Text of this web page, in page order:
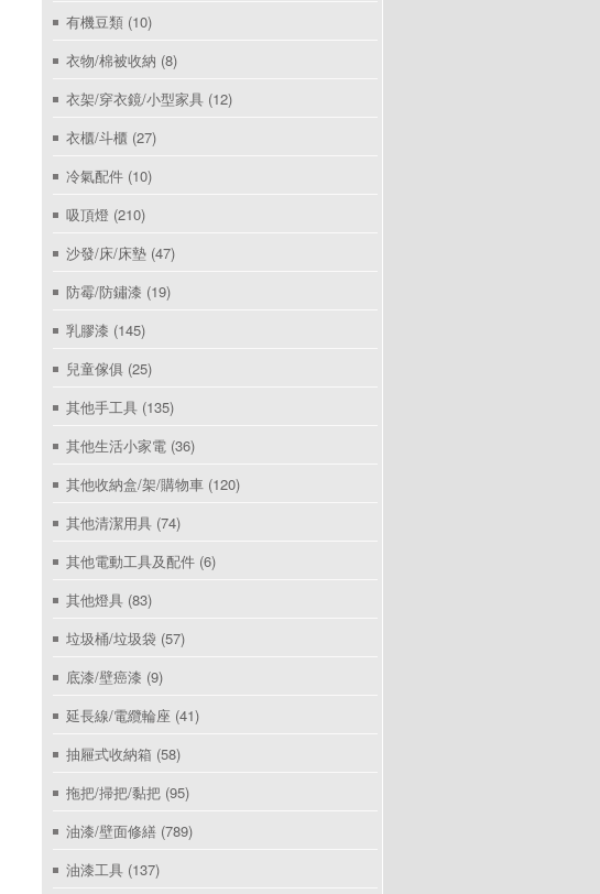
有機豆類 (10)
衣物/棉被收納 (8)
衣架/穿衣鏡/小型家具 (12)
衣櫃/斗櫃 (27)
冷氣配件 (10)
吸頂燈 (210)
沙發/床/床墊 (47)
防霉/防鏽漆 (19)
乳膠漆 (145)
兒童傢俱 (25)
其他手工具 (135)
其他生活小家電 (36)
其他收納盒/架/購物車 (120)
其他清潔用具 (74)
其他電動工具及配件 (6)
其他燈具 (83)
垃圾桶/垃圾袋 (57)
底漆/壁癌漆 (9)
延長線/電纜輪座 (41)
抽屜式收納箱 (58)
拖把/掃把/黏把 (95)
油漆/壁面修繕 (789)
油漆工具 (137)